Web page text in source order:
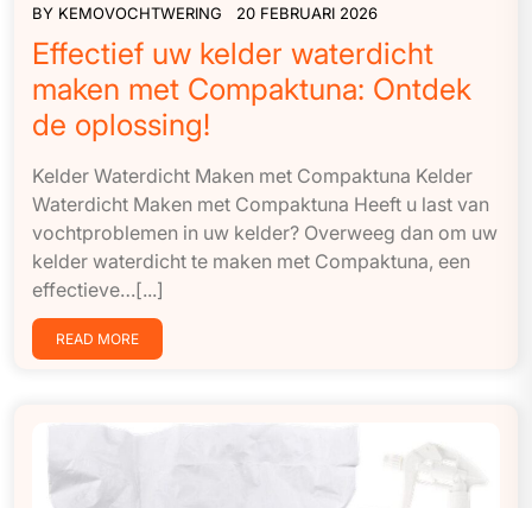
BY KEMOVOCHTWERING 20 FEBRUARI 2026
Effectief uw kelder waterdicht
maken met Compaktuna: Ontdek
de oplossing!
Kelder Waterdicht Maken met Compaktuna Kelder
Waterdicht Maken met Compaktuna Heeft u last van
vochtproblemen in uw kelder? Overweeg dan om uw
kelder waterdicht te maken met Compaktuna, een
effectieve…[...]
READ MORE